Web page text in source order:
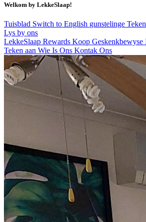
Welkom by LekkeSlaap!
Tuisblad Switch to English gunstelinge
Lys by ons
LekkeSlaap Rewards Koop Geskenkbewyse
Teken aan Wie Is Ons Kontak Ons